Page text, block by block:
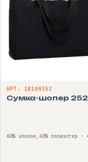
АРТ. 18100252
Сумка-шопер 252